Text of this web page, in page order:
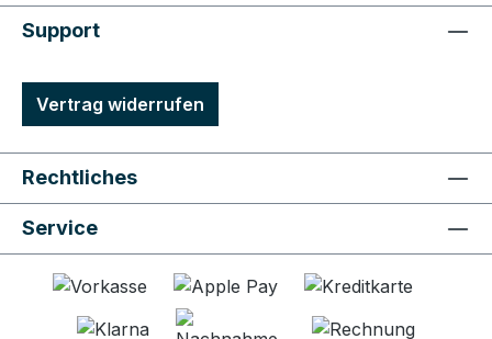
Support
Vertrag widerrufen
Rechtliches
Service